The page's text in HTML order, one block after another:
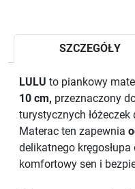
SZCZEGÓŁY
LULU to piankowy
10 cm, przeznaczony
turystycznych łóżeczek
Materac ten zapewnia
delikatnego
komfortowy sen i